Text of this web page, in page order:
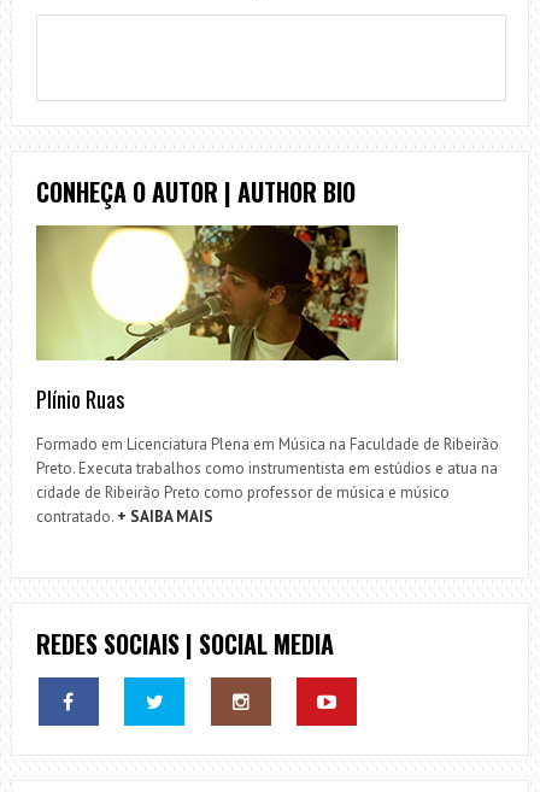
CONHEÇA O AUTOR | AUTHOR BIO
Plínio Ruas
Formado em Licenciatura Plena em Música na Faculdade de Ribeirão
Preto. Executa trabalhos como instrumentista em estúdios e atua na
cidade de Ribeirão Preto como professor de música e músico
contratado. + SAIBA MAIS
REDES SOCIAIS | SOCIAL MEDIA